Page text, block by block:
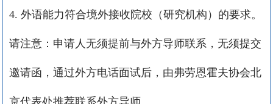
4. 外语能力符合境外接收院校（研究机构）的要求。
请注意：申请人无须提前与外方导师联系，无须提交
邀请函，通过外方电话面试后，由弗劳恩霍夫协会北
京代表处推荐联系外方导师。